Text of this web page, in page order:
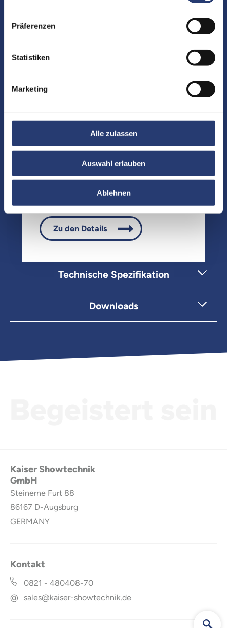
Präferenzen
Statistiken
Marketing
Alle zulassen
Auswahl erlauben
Ablehnen
Wingplate
Artikelnummer: AX1-WP
Zu den Details
Technische Spezifikation
Downloads
Kaiser Showtechnik
GmbH
Steinerne Furt 88
86167 D-Augsburg
GERMANY
Kontakt
0821 - 480408-70
@
sales@kaiser-showtechnik.de